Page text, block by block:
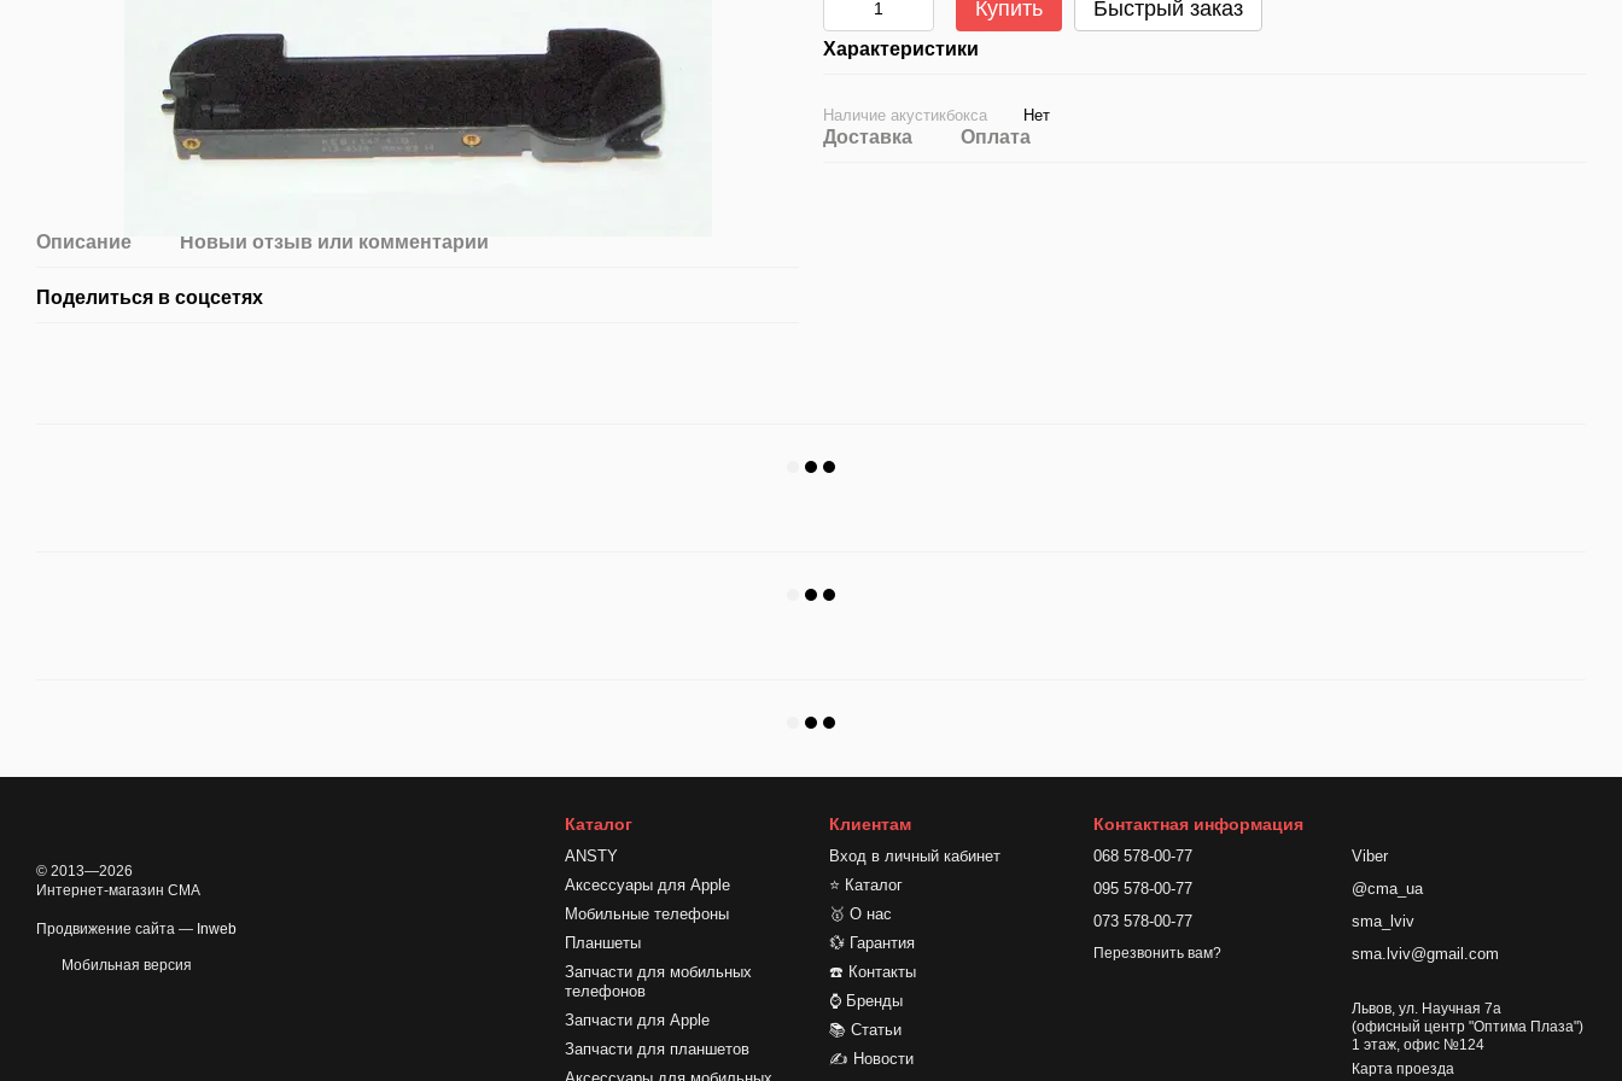
Описание Новый отзыв или комментарий
Поделиться в соцсетях
Купить Быстрый заказ
Характеристики
Наличие акустикбокса Нет
Доставка Оплата
© 2013—2026
Интернет-магазин CMA
Продвижение сайта — Inweb
Мобильная версия
Каталог
ANSTY
Аксессуары для Apple
Мобильные телефоны
Планшеты
Запчасти для мобильных
телефонов
Запчасти для Apple
Запчасти для планшетов
Клиентам
Вход в личный кабинет
⭐ Каталог
🥇 О нас
💱 Гарантия
☎️ Контакты
⌚ Бренды
📚 Статьи
✍ Новости
Контактная информация
068 578-00-77
095 578-00-77
073 578-00-77
Перезвонить вам?
Viber
@cma_ua
sma_lviv
sma.lviv@gmail.com
Львов, ул. Научная 7а
(офисный центр "Оптима Плаза")
1 этаж, офис №124
Карта проезда